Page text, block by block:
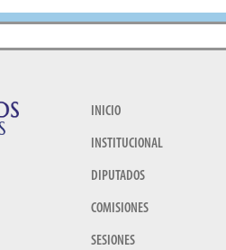
INICIO
INSTITUCIONAL
DIPUTADOS
COMISIONES
SESIONES